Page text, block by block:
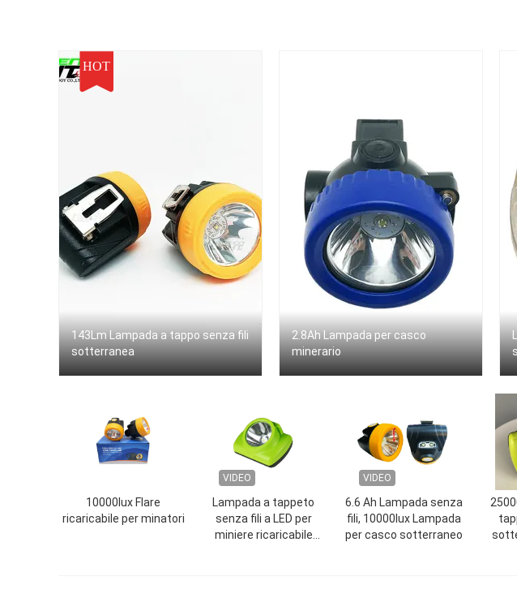
HOT
143Lm Lampada a tappo senza fili
sotterranea
2.8Ah Lampada per casco
minerario
10000lux Flare
ricaricabile per minatori
VIDEO
Lampada a tappeto
senza fili a LED per
miniere ricaricabile
VIDEO
6.6 Ah Lampada senza
fili, 10000lux Lampada
per casco sotterraneo